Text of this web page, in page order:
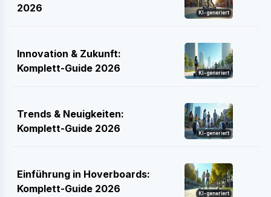
2026
KI-generiert
Innovation & Zukunft:
Komplett-Guide 2026
KI-generiert
Trends & Neuigkeiten:
Komplett-Guide 2026
KI-generiert
Einführung in Hoverboards:
Komplett-Guide 2026
KI-generiert